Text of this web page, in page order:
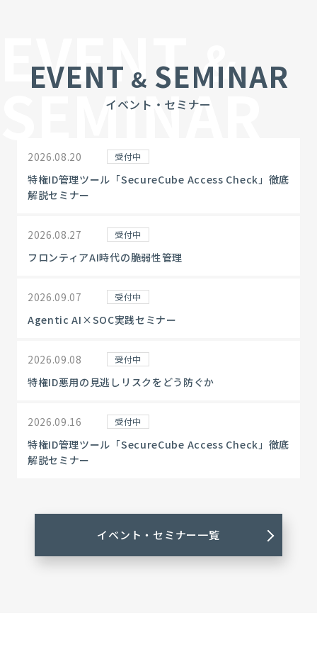
EVENT&
SEMINAR
EVENT & SEMINAR
イベント・セミナー
2026.08.20 受付中
特権ID管理ツール「SecureCube Access Check」徹底
解説セミナー
2026.08.27 受付中
フロンティアAI時代の脆弱性管理
2026.09.07 受付中
Agentic AI×SOC実践セミナー
2026.09.08 受付中
特権ID悪用の見逃しリスクをどう防ぐか
2026.09.16 受付中
特権ID管理ツール「SecureCube Access Check」徹底
解説セミナー
イベント・セミナー一覧